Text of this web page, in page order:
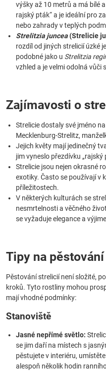
výšky až 10 metrů a má bílé
rajský pták“ a je ideální pro
nebo zahrady v teplých
Strelitzia juncea(Strelicie
rozdíl od jiných strelicií úzké
podobné jako u Strelitzia
vzhled a je velmi odolná vůči
Zajímavosti o
Strelicie dostaly své jméno
Mecklenburg-Strelitz,
Jejich květy mají jedinečný
jim vyneslo přezdívku „rajský
Strelicie jsou nejen okrasné
exotiky. Často se používají v
příležitostech.
V některých kulturách se
nesmrtelnosti a věčného
se vyžaduje elegance a
Tipy na
Pěstování strelicií není složité,
kroků. Tyto rostliny mohou
mají vhodné podmínky:
Stanoviště
Jasné nepřímé světlo:
se jim daří na místech s
pěstujete v interiéru,
alespoň několik hodin